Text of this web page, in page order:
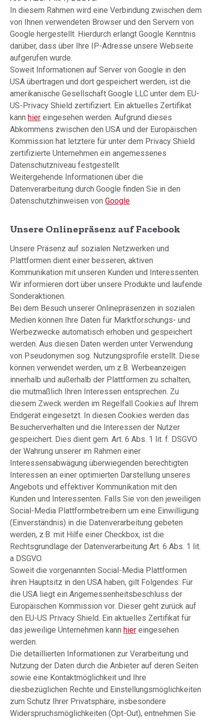
In diesem Rahmen wird eine Verbindung zwischen dem
von Ihnen verwendeten Browser und den Servern von
Google hergestellt. Hierdurch erlangt Google Kenntnis
darüber, dass über Ihre IP-Adresse unsere Webseite
aufgerufen wurde.
Soweit Informationen auf Server von Google in den
USA übertragen und dort gespeichert werden, ist die
amerikanische Gesellschaft Google LLC unter dem EU-
US-Privacy Shield zertifiziert. Ein aktuelles Zertifikat
kann hier eingesehen werden. Aufgrund dieses
Abkommens zwischen den USA und der Europäischen
Kommission hat letztere für unter dem Privacy Shield
zertifizierte Unternehmen ein angemessenes
Datenschutzniveau festgestellt.
Weitergehende Informationen über die
Datenverarbeitung durch Google finden Sie in den
Datenschutzhinweisen von Google.
Unsere Onlinepräsenz auf Facebook
Unsere Präsenz auf sozialen Netzwerken und
Plattformen dient einer besseren, aktiven
Kommunikation mit unseren Kunden und Interessenten.
Wir informieren dort über unsere Produkte und laufende
Sonderaktionen.
Bei dem Besuch unserer Onlinepräsenzen in sozialen
Medien können Ihre Daten für Marktforschungs- und
Werbezwecke automatisch erhoben und gespeichert
werden. Aus diesen Daten werden unter Verwendung
von Pseudonymen sog. Nutzungsprofile erstellt. Diese
können verwendet werden, um z.B. Werbeanzeigen
innerhalb und außerhalb der Plattformen zu schalten,
die mutmaßlich Ihren Interessen entsprechen. Zu
diesem Zweck werden im Regelfall Cookies auf Ihrem
Endgerät eingesetzt. In diesen Cookies werden das
Besucherverhalten und die Interessen der Nutzer
gespeichert. Dies dient gem. Art. 6 Abs. 1 lit. f. DSGVO
der Wahrung unserer im Rahmen einer
Interessensabwägung überwiegenden berechtigten
Interessen an einer optimierten Darstellung unseres
Angebots und effektiver Kommunikation mit den
Kunden und Interessenten. Falls Sie von den jeweiligen
Social-Media Plattformbetreibern um eine Einwilligung
(Einverständnis) in die Datenverarbeitung gebeten
werden, z.B. mit Hilfe einer Checkbox, ist die
Rechtsgrundlage der Datenverarbeitung Art. 6 Abs. 1 lit.
a DSGVO.
Soweit die vorgenannten Social-Media Plattformen
ihren Hauptsitz in den USA haben, gilt Folgendes: Für
die USA liegt ein Angemessenheitsbeschluss der
Europäischen Kommission vor. Dieser geht zurück auf
den EU-US Privacy Shield. Ein aktuelles Zertifikat für
das jeweilige Unternehmen kann hier eingesehen
werden.
Die detaillierten Informationen zur Verarbeitung und
Nutzung der Daten durch die Anbieter auf deren Seiten
sowie eine Kontaktmöglichkeit und Ihre
diesbezüglichen Rechte und Einstellungsmöglichkeiten
zum Schutz Ihrer Privatsphäre, insbesondere
Widerspruchsmöglichkeiten (Opt-Out), entnehmen Sie